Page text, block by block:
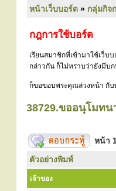
หน้าเว็บบอร์ด » กลุ่มกิจ
กฎการใช้บอร์ด
เรียนสมาชิกที่เข้ามาใช้เว็บ
กล่าวกัน ก็ไม่ทราบว่ายังมีบ
ก็ขอขอบพระคุณล่วงหน้า กั
38729.ขออนุโมทน
หน้า
ตัวอย่างพิมพ์
เจ้าของ